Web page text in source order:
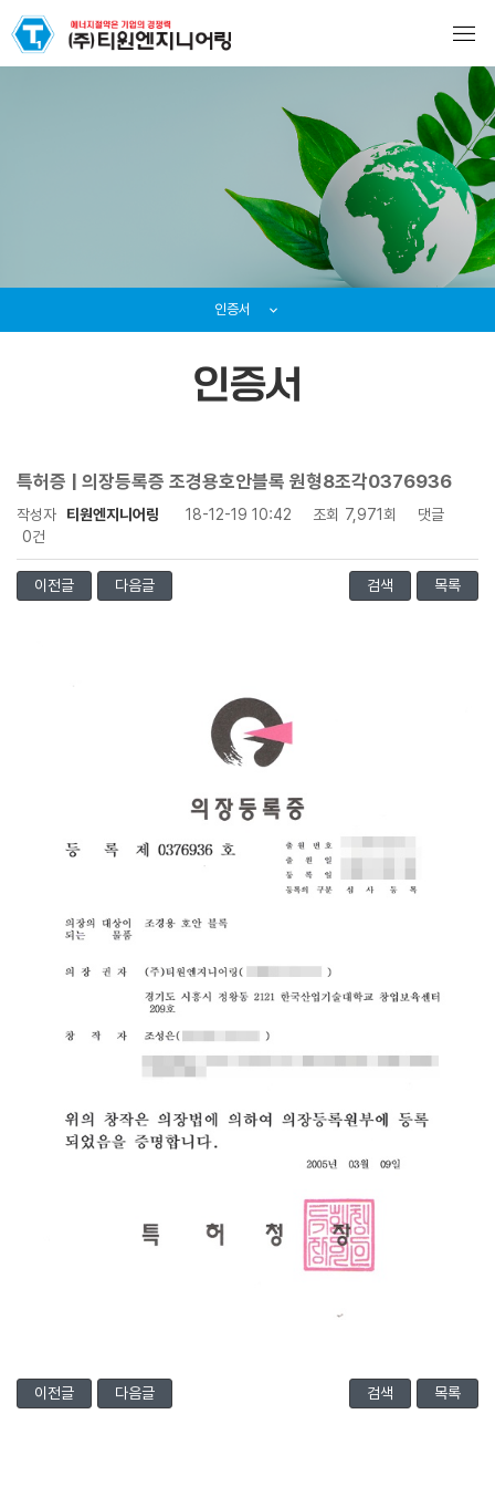
인증서
인증서
특허증 | 의장등록증 조경용호안블록 원형8조각0376936
작성자 티원엔지니어링 18-12-19 10:42 조회 7,971회
댓글
0건
이전글 다음글 검색 목록
이전글 다음글 검색 목록